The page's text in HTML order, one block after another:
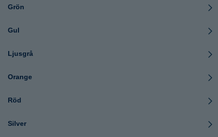
Grön
Gul
Ljusgrå
Orange
Röd
Silver